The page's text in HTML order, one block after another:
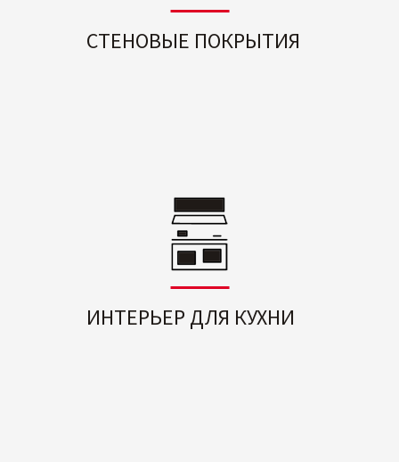
СТЕНОВЫЕ ПОКРЫТИЯ
ИНТЕРЬЕР ДЛЯ КУХНИ